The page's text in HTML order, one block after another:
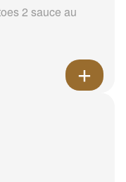
2 sauce au